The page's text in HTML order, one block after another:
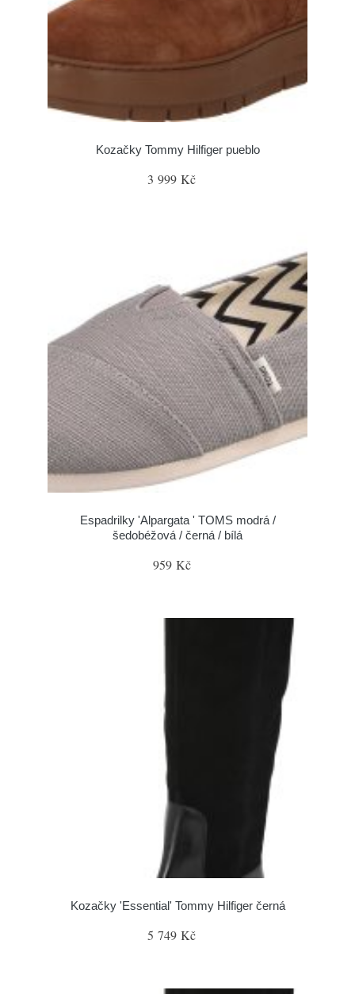
Kozačky Tommy Hilfiger pueblo
3 999 Kč
Espadrilky 'Alpargata ' TOMS modrá /
šedobéžová / černá / bílá
959 Kč
Kozačky 'Essential' Tommy Hilfiger černá
5 749 Kč